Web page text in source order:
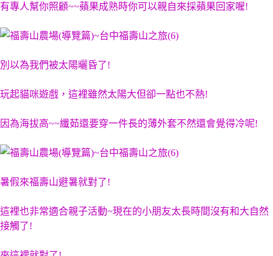
有專人幫你照顧~~蘋果成熟時你可以親自來採蘋果回家喔!
別以為我們被太陽曬昏了!
玩起貓咪遊戲，這裡雖然太陽大但卻一點也不熱!
因為海拔高~~纖茹還要穿一件長的薄外套不然還會覺得冷呢!
暑假來福壽山避暑就對了!
這裡也非常適合親子活動~現在的小朋友太長時間沒有和大自然
接觸了!